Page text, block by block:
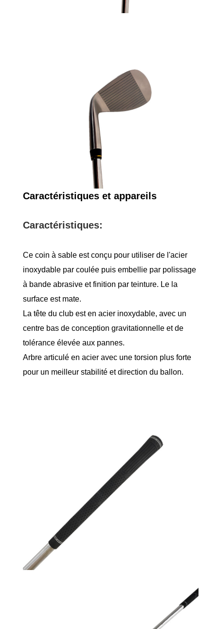
Caractéristiques et appareils
Caractéristiques:
Ce coin à sable est conçu pour utiliser de l'acier
inoxydable par coulée puis embellie par polissage
à bande abrasive et finition par teinture. Le la
surface est mate.
La tête du club est en acier inoxydable, avec un
centre bas de conception gravitationnelle et de
tolérance élevée aux pannes.
Arbre articulé en acier avec une torsion plus forte
pour un meilleur stabilité et direction du ballon.